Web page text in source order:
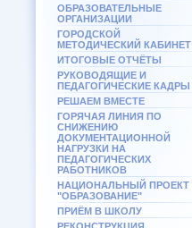
ОБРАЗОВАТЕЛЬНЫЕ
ОРГАНИЗАЦИИ
ГОРОДСКОЙ
МЕТОДИЧЕСКИЙ КАБИНЕТ
ИТОГОВЫЕ ОТЧЁТЫ
РУКОВОДЯЩИЕ И
ПЕДАГОГИЧЕСКИЕ КАДРЫ
РЕШАЕМ ВМЕСТЕ
ГОРЯЧАЯ ЛИНИЯ ПО
СНИЖЕНИЮ
ДОКУМЕНТАЦИОННОЙ
НАГРУЗКИ НА
ПЕДАГОГИЧЕСКИХ
РАБОТНИКОВ
НАЦИОНАЛЬНЫЙ ПРОЕКТ
"ОБРАЗОВАНИЕ"
ПРИЁМ В ШКОЛУ